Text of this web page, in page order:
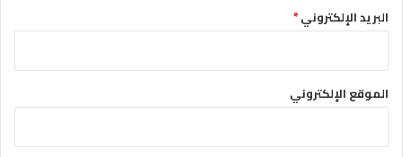
البريد الإلكتروني*
الموقع الإلكتروني